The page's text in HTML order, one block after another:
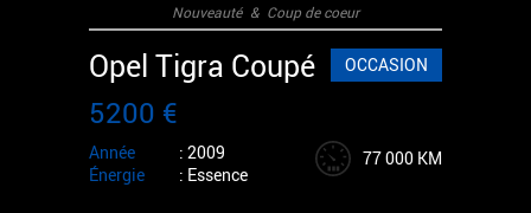
Nouveauté & Coup de coeur
OCCASION
Opel Tigra Coupé
5200 €
Année
: 2009
Énergie
: Essence
77 000 KM